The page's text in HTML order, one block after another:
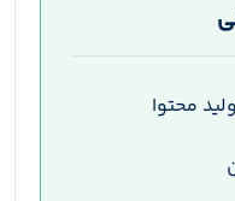
محتوا